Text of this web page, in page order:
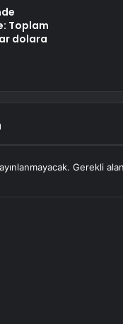
Toplam
dolara
Gerekli